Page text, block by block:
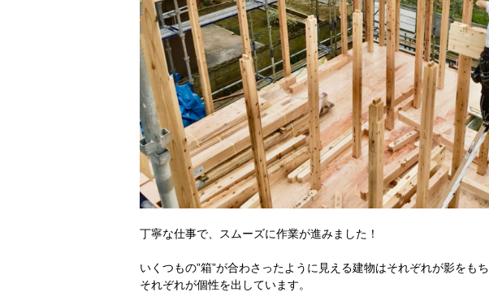
丁寧な仕事で、スムーズに作業が進みました！
いくつもの”箱”が合わさったように見える建物はそれぞれが影をもち
それぞれが個性を出しています。